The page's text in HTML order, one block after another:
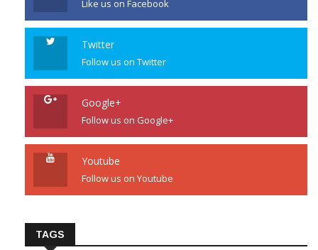
Like us on Facebook
Twitter
Follow us on Twitter
Google+
Follow us on Google+
Youtube
Follow us on Youtube
TAGS